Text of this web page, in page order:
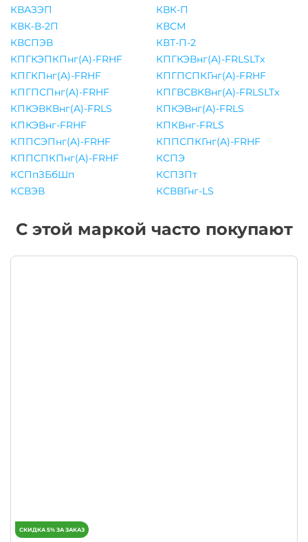
КВАЗЭП
КВК-П
КВК-В-2П
КВСМ
КВСПЭВ
КВТ-П-2
КПГКЭПКПнг(A)-FRHF
КПГКЭВнг(A)-FRLSLTx
КПГКПнг(A)-FRHF
КПГПСПКГнг(A)-FRHF
КПГПСПнг(A)-FRHF
КПГВСВКВнг(A)-FRLSLTx
КПКЭВКВнг(A)-FRLS
КПКЭВнг(A)-FRLS
КПКЭВнг-FRHF
КПКВнг-FRLS
КППСЭПнг(A)-FRHF
КППСПКГнг(A)-FRHF
КППСПКПнг(A)-FRHF
КСПЭ
КСПпЗБбШп
КСПЗПт
КСВЭВ
КСВВГнг-LS
С этой маркой часто покупают